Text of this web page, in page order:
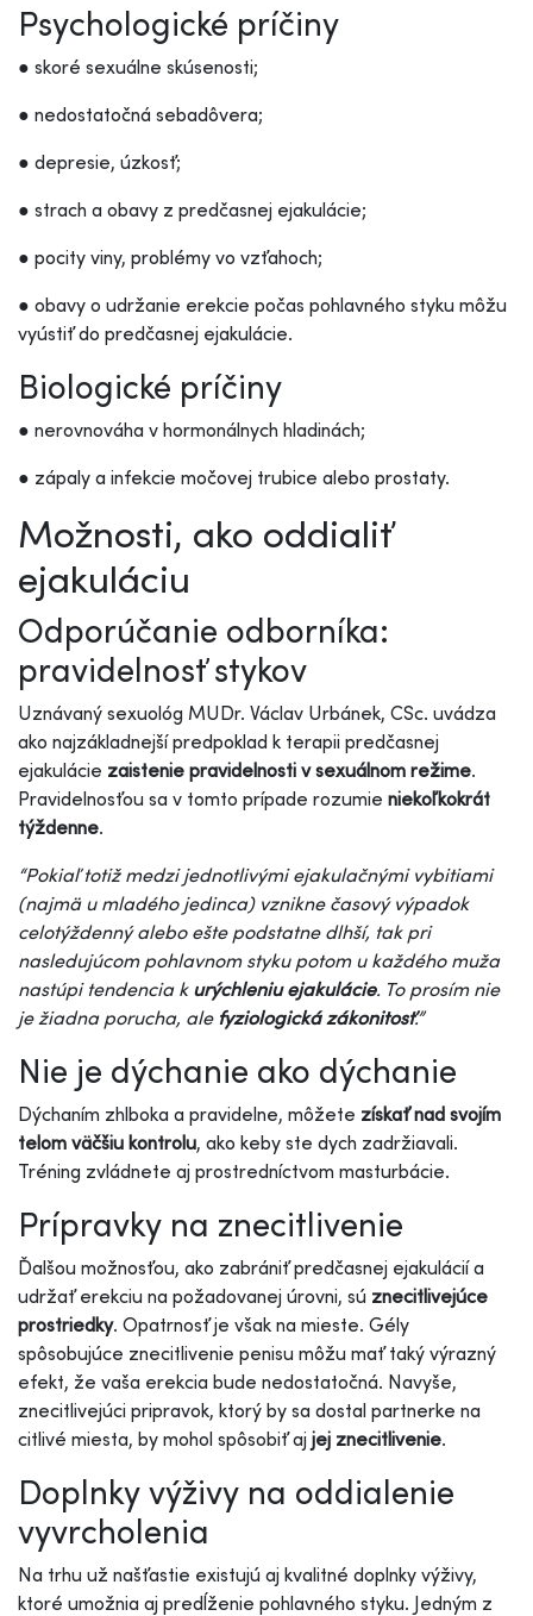
Psychologické príčiny
● skoré sexuálne skúsenosti;
● nedostatočná sebadôvera;
● depresie, úzkosť;
● strach a obavy z predčasnej ejakulácie;
● pocity viny, problémy vo vzťahoch;
● obavy o udržanie erekcie počas pohlavného styku môžu
vyústiť do predčasnej ejakulácie.
Biologické príčiny
● nerovnováha v hormonálnych hladinách;
● zápaly a infekcie močovej trubice alebo prostaty.
Možnosti, ako oddialiť
ejakuláciu
Odporúčanie odborníka:
pravidelnosť stykov
Uznávaný sexuológ MUDr. Václav Urbánek, CSc. uvádza
ako najzákladnejší predpoklad k terapii predčasnej
ejakulácie zaistenie pravidelnosti v sexuálnom režime.
Pravidelnosťou sa v tomto prípade rozumie niekoľkokrát
týždenne.
“Pokiaľ totiž medzi jednotlivými ejakulačnými vybitiami
(najmä u mladého jedinca) vznikne časový výpadok
celotýždenný alebo ešte podstatne dlhší, tak pri
nasledujúcom pohlavnom styku potom u každého muža
nastúpi tendencia k urýchleniu ejakulácie. To prosím nie
je žiadna porucha, ale fyziologická zákonitosť.”
Nie je dýchanie ako dýchanie
Dýchaním zhlboka a pravidelne, môžete získať nad svojím
telom väčšiu kontrolu, ako keby ste dych zadržiavali.
Tréning zvládnete aj prostredníctvom masturbácie.
Prípravky na znecitlivenie
Ďalšou možnosťou, ako zabrániť predčasnej ejakulácií a
udržať erekciu na požadovanej úrovni, sú znecitlivejúce
prostriedky. Opatrnosť je však na mieste. Gély
spôsobujúce znecitlivenie penisu môžu mať taký výrazný
efekt, že vaša erekcia bude nedostatočná. Navyše,
znecitlivejúci pripravok, ktorý by sa dostal partnerke na
citlivé miesta, by mohol spôsobiť aj jej znecitlivenie.
Doplnky výživy na oddialenie
vyvrcholenia
Na trhu už našťastie existujú aj kvalitné doplnky výživy,
ktoré umožnia aj predĺženie pohlavného styku. Jedným z